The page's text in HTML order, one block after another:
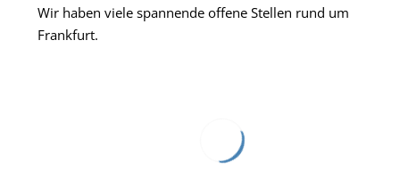
Wir haben viele spannende offene Stellen rund um
Frankfurt.